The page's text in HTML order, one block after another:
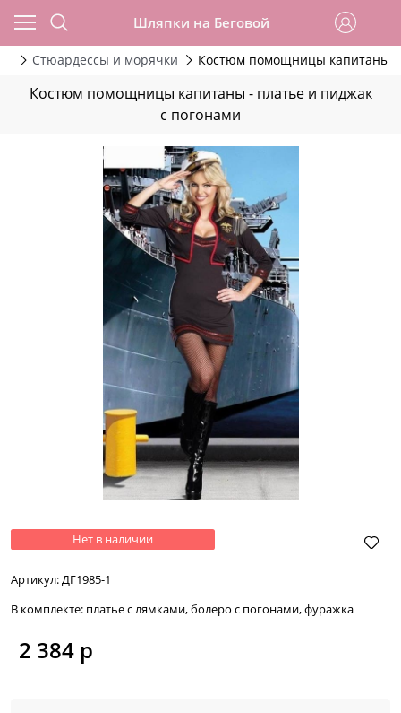
Шляпки на Беговой
Стюардессы и морячки Костюм помощницы капитаны -
Костюм помощницы капитаны - платье и пиджак
с погонами
Нет в наличии
Артикул:ДГ1985-1
В комплекте: платье с лямками, болеро с погонами, фуражка
2 384 р